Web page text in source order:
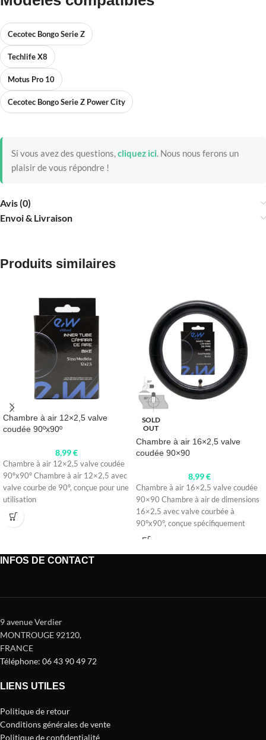
Cecotec Bongo Serie Z
Techlife X8
Motus Pro 10
Cecotec Bongo Serie Z Power City
Si vous avez des questions,cliquez ici. Nous nous ferons un
plaisir de vous répondre !
Avis (0)
Envoi & Livraison
Produits similaires
Chambre à air 12×2,5 valve
coudée 90ºx90º
8,99€
Chambre à air 12×2,5 valve coudée
90ºx90º Chambre à air 12×2,5 avec
valve courbe de 90º, conçue pour une
utilisation
SOLD
OUT
Chambre à air 16×2,5 valve
coudée 90×90
8,99€
Chambre à air 16×2,5 valve coudée
90×90 Chambre à air de dimensions
16×2,5 avec valve courbée à
90°x90°, conçue spécifiquement
INFOS DE CONTACT
9 avenue Verdier
MONTROUGE 92120,
FRANCE
Téléphone: 06 43 90 49 72
LIENS UTILES
Politique de retour
Conditions générales de vente
Politique de confidentialité